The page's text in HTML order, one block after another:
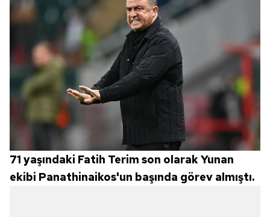
71 yaşındaki Fatih Terim son olarak Yunan
ekibi Panathinaikos'un başında görev almıştı.